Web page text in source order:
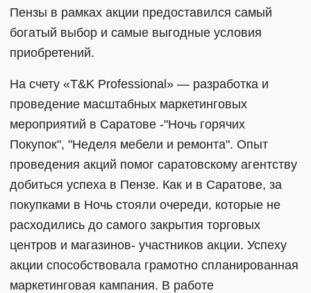
Пензы в рамках акции предоставился самый
богатый выбор и самые выгодные условия
приобретений.
На счету «T&K Professional» — разработка и
проведение масштабных маркетинговых
мероприятий в Саратове -"Ночь горячих
Покупок", "Неделя мебели и ремонта". Опыт
проведения акций помог саратовскому агентству
добиться успеха в Пензе. Как и в Саратове, за
покупками в Ночь стояли очереди, которые не
расходились до самого закрытия торговых
центров и магазинов- участников акции. Успеху
акции способствовала грамотно спланированная
маркетинговая кампания. В работе